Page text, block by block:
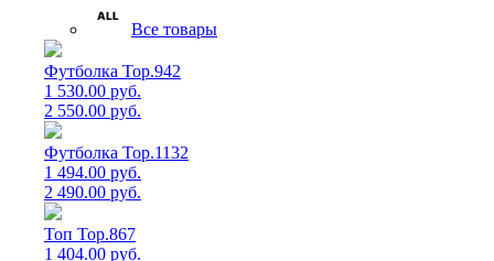
Все товары
Футболка Top.942
1 530.00 руб.
2 550.00 руб.
Футболка Top.1132
1 494.00 руб.
2 490.00 руб.
Топ Top.867
1 404.00 руб.